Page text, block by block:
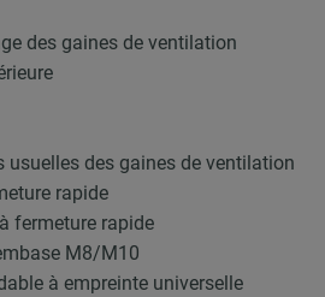
des gaines de ventilation
usuelles des gaines de ventilation
rapide
fermeture rapide
M8/M10
à empreinte universelle